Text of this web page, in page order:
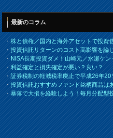
最新のコラム
・株と債権／国内と海外アセットで投資
・投資信託リターンのコスト高影響を論
・NISA長期投資ダメ！山崎元／水瀬ケ
・利益確定と損失確定が悪い？良い？
・証券税制の軽減税率廃止で平成26年
・投資信託おすすめファンド銘柄商品は
・暴落で大損を経験しよう！毎月分配型